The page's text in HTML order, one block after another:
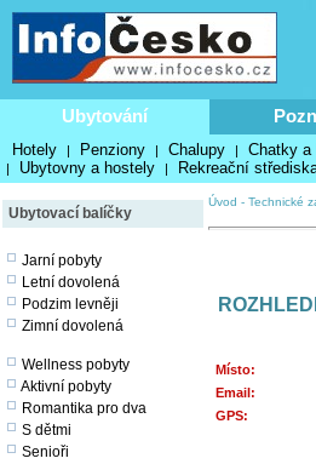
Ubytování
Hotely | Penziony | Chalupy | Chatky a
| Ubytovny a hostely | Rekreační
Ubytovací balíčky
Jarní pobyty
Letní dovolená
Podzim levněji
Zimní dovolená
Wellness pobyty
Aktivní pobyty
Romantika pro dva
S dětmi
Senioři
Úvod - Technické
Místo:
Email:
GPS: